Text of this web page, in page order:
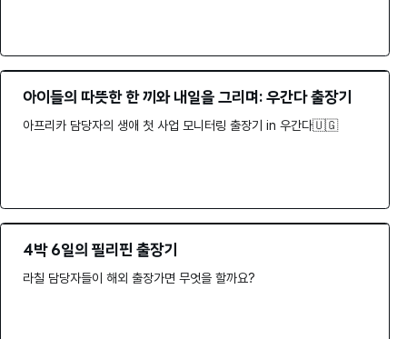
아이들의 따뜻한 한 끼와 내일을 그리며: 우간다 출장기
아프리카 담당자의 생애 첫 사업 모니터링 출장기 in 우간다🇺🇬
4박 6일의 필리핀 출장기
라칠 담당자들이 해외 출장가면 무엇을 할까요?